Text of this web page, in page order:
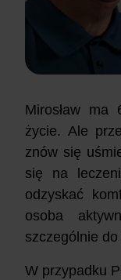
Mirosław
życie. Ale
znów się
się na
odzyskać
osoba
szczególnie
W przypadku